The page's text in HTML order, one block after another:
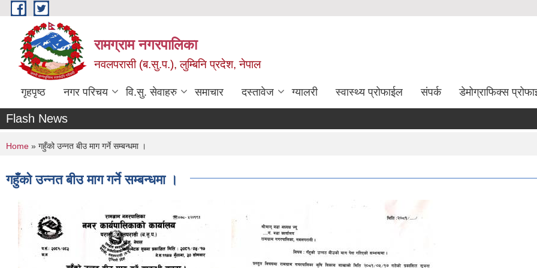
Skip to main content
रामग्राम नगरपालिका
नवलपरासी (ब.सु.प.), लुम्बिनि प्रदेश, नेपाल
गृहपृष्ठ नगर परिचय वि.सु. सेवाहरु समाचार दस्तावेज ग्यालरी स्वास्थ्य प्रोफाईल संपर्क डेमोग्राफिक्स
Flash News
You are here
Home » गहुँको उन्नत बीउ माग गर्ने सम्बन्धमा ।
गहुँको उन्नत बीउ माग गर्ने सम्बन्धमा ।